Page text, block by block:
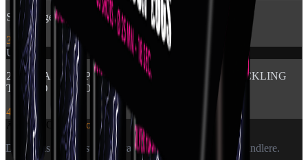
Silver Tiger Tails
399 kr.
Udsolgt
2810 - FAN SHAPE: CRACKLING MINE TO CRACKLING
TAIL TO DRAGON EGGS
499 kr.
🎆
World Of
Fireworks
Danmarks specialister i fyrværkeri — til private og forhandlere.